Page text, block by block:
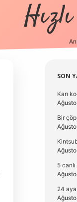
SON
Karı
Bir
5
24